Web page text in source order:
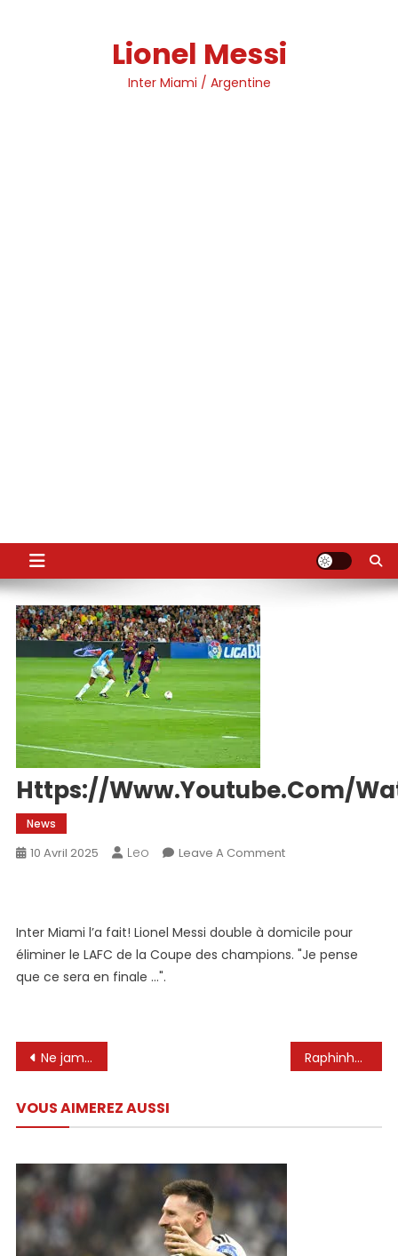
Lionel Messi
Inter Miami / Argentine
Https://www.youtube.com/
News
10 Avril 2025 Leo Leave A CommentOn
Inter Miami l’a fait! Lionel Messi double à domicile pour
éliminer le LAFC de la Coupe des champions. "Je pense
que ce sera en finale …".
Navigation
l’article
Ne jamais mettre Lionel Messi! ⚽😱 Raphinha est égal au record de longue date de Lionel Messi en Ligue pour Barcelone
VOUS AIMEREZ AUSSI